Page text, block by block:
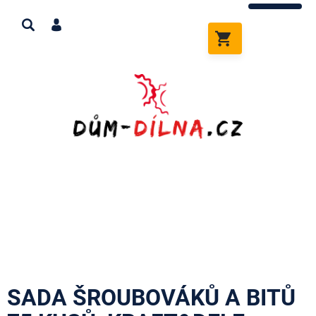
obsah
KOŠÍK
SADA ŠROUBOVÁKŮ A BITŮ